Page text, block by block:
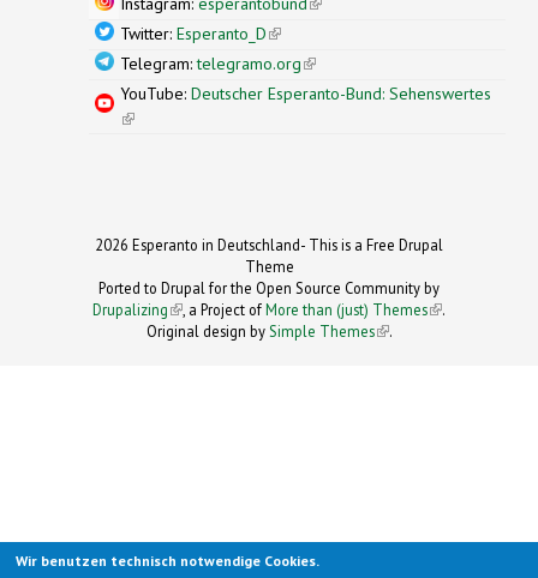
Twitter: Esperanto_D(link is external)
Telegram:telegramo.org(link is external)
YouTube: Deutscher Esperanto-Bund: Sehenswertes
(link is external)
2026 Esperanto in Deutschland- This is a Free Drupal
Theme
Ported to Drupal for the Open Source Community by
Drupalizing(link is external)
, a Project ofMore than (just) Themes (link is
.
Original design by Simple Themes
(link is
.
Wir benutzen technisch notwendige Cookies.